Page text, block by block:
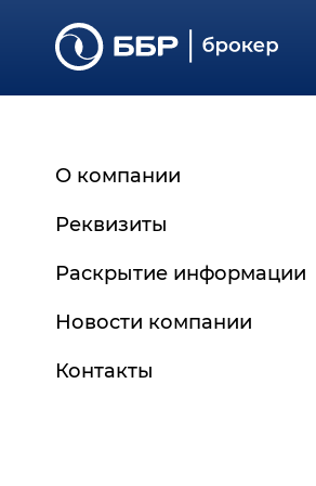
О компании
Реквизиты
Раскрытие информации
Основные сведения
Отчётность
Новости компании
Контакты